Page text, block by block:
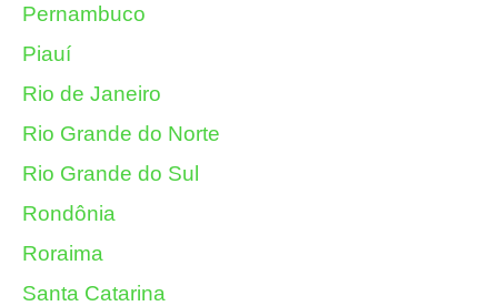
Pernambuco
Piauí
Rio de Janeiro
Rio Grande do Norte
Rio Grande do Sul
Rondônia
Roraima
Santa Catarina